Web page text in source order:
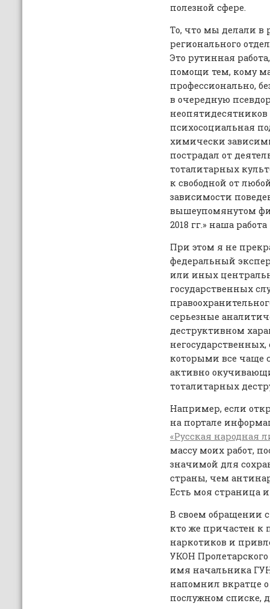
полезной сфере.
То, что мы делали в
регионального
Это рутинная
помощи тем, кому
профессионально,
в очередную
неопятидесятников
психосоциальная
химически
пострадал от
тоталитарных
к свободной от
зависимости
вышеупомянутом
2018 гг.» наша
При этом я не
федеральный
или иных
государственных
серьезные
деструктивном
которыми все чаще
активно
тоталитарных
Например, если
на портале
«Русская народная
массу моих работ,
значимой для
страны, чем
Есть моя страница
В своем обращении
кто же причастен к
наркотиков и
УКОН
имя начальника
напомнил вкратце
послужном списке,